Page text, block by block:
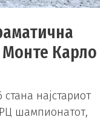
Карло
најстариот
шампионатот,